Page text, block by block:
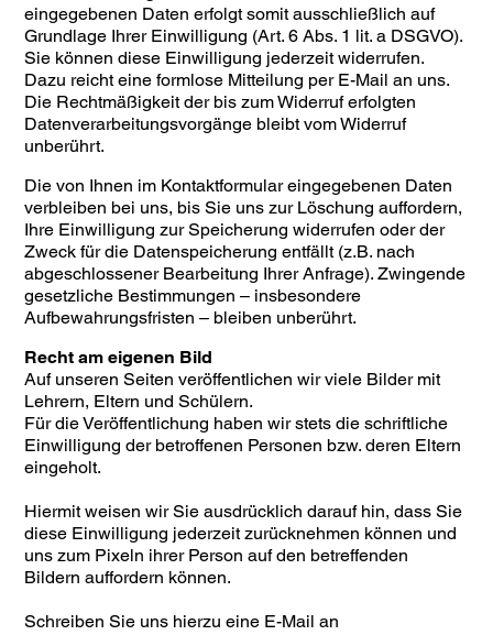
eingegebenen Daten erfolgt somit ausschließlich auf
Grundlage Ihrer Einwilligung (Art. 6 Abs. 1 lit. a DSGVO).
Sie können diese Einwilligung jederzeit widerrufen.
Dazu reicht eine formlose Mitteilung per E-Mail an uns.
Die Rechtmäßigkeit der bis zum Widerruf erfolgten
Datenverarbeitungsvorgänge bleibt vom Widerruf
unberührt.
Die von Ihnen im Kontaktformular eingegebenen Daten
verbleiben bei uns, bis Sie uns zur Löschung auffordern,
Ihre Einwilligung zur Speicherung widerrufen oder der
Zweck für die Datenspeicherung entfällt (z.B. nach
abgeschlossener Bearbeitung Ihrer Anfrage). Zwingende
gesetzliche Bestimmungen – insbesondere
Aufbewahrungsfristen – bleiben unberührt.
Recht am eigenen Bild
Auf unseren Seiten veröffentlichen wir viele Bilder mit
Lehrern, Eltern und Schülern.
Für die Veröffentlichung haben wir stets die schriftliche
Einwilligung der betroffenen Personen bzw. deren Eltern
eingeholt.
Hiermit weisen wir Sie ausdrücklich darauf hin, dass Sie
diese Einwilligung jederzeit zurücknehmen können und
uns zum Pixeln ihrer Person auf den betreffenden
Bildern auffordern können.
Schreiben Sie uns hierzu eine E-Mail an